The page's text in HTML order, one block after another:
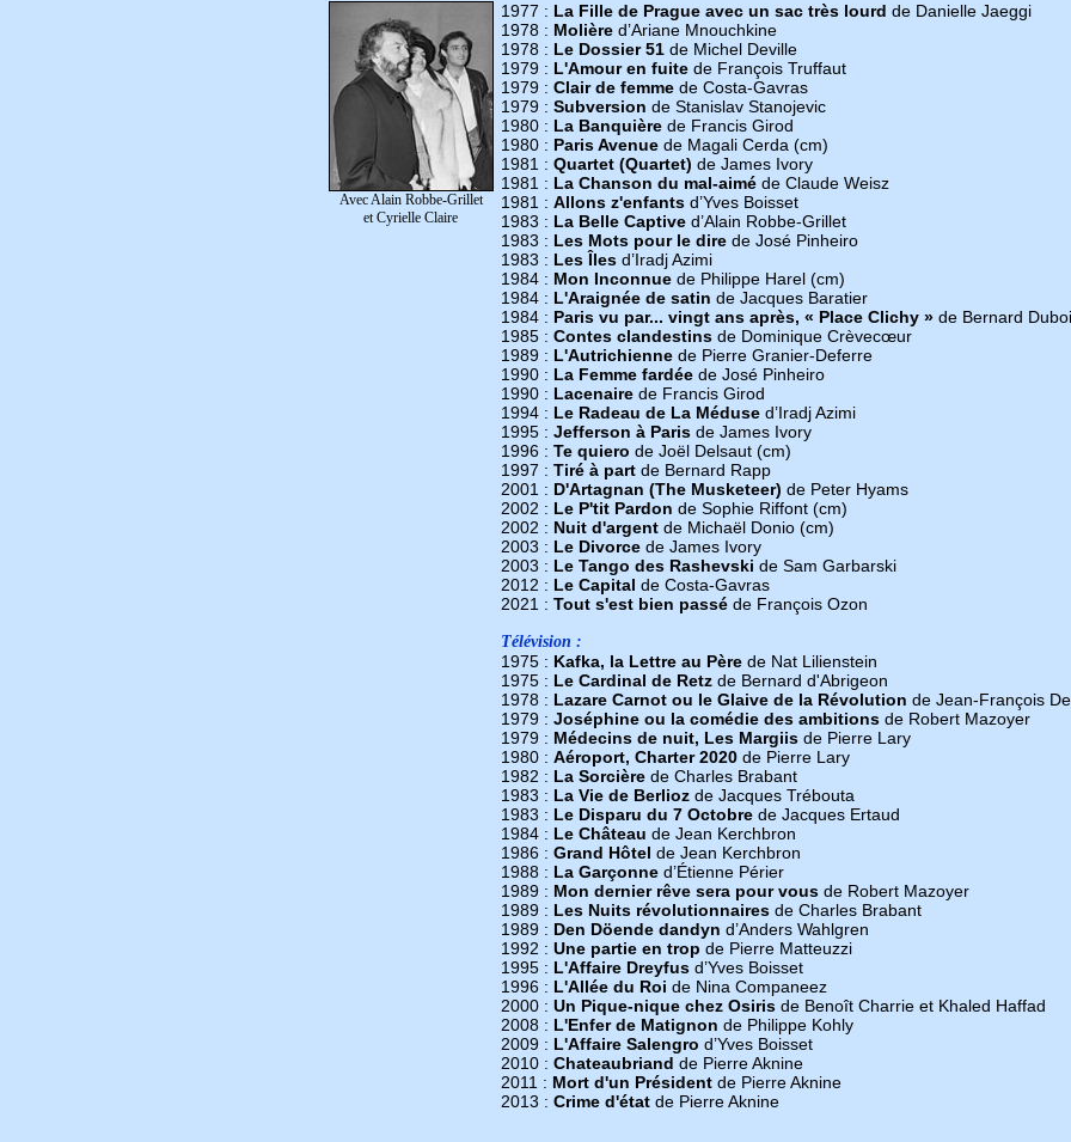
Avec Alain Robbe-Grillet
et Cyrielle Claire
1977 : La Fille de Prague avec un sac très lourd de Danielle Jaeggi
1978 : Molière d’Ariane Mnouchkine
1978 : Le Dossier 51 de Michel Deville
1979 : L'Amour en fuite de François Truffaut
1979 : Clair de femme de Costa-Gavras
1979 : Subversion de Stanislav Stanojevic
1980 : La Banquière de Francis Girod
1980 : Paris Avenue de Magali Cerda (cm)
1981 : Quartet (Quartet) de James Ivory
1981 : La Chanson du mal-aimé de Claude Weisz
1981 : Allons z'enfants d’Yves Boisset
1983 : La Belle Captive d’Alain Robbe-Grillet
1983 : Les Mots pour le dire de José Pinheiro
1983 : Les Îles d’Iradj Azimi
1984 : Mon Inconnue de Philippe Harel (cm)
1984 : L'Araignée de satin de Jacques Baratier
1984 : Paris vu par... vingt ans après, « Place Clichy » de Bernard
1985 : Contes clandestins de Dominique Crèvecœur
1989 : L'Autrichienne de Pierre Granier-Deferre
1990 : La Femme fardée de José Pinheiro
1990 : Lacenaire de Francis Girod
1994 : Le Radeau de La Méduse d’Iradj Azimi
1995 : Jefferson à Paris de James Ivory
1996 : Te quiero de Joël Delsaut (cm)
1997 : Tiré à part de Bernard Rapp
2001 : D'Artagnan (The Musketeer) de Peter Hyams
2002 : Le P'tit Pardon de Sophie Riffont (cm)
2002 : Nuit d'argent de Michaël Donio (cm)
2003 : Le Divorce de James Ivory
2003 : Le Tango des Rashevski de Sam Garbarski
2012 : Le Capital de Costa-Gavras
2021 : Tout s'est bien passé de François Ozon
Télévision :
1975 : Kafka, la Lettre au Père de Nat Lilienstein
1975 : Le Cardinal de Retz de Bernard d'Abrigeon
1978 : Lazare Carnot ou le Glaive de la Révolution de Jean-François
1979 : Joséphine ou la comédie des ambitions de Robert Mazoyer
1979 : Médecins de nuit, Les Margiis de Pierre Lary
1980 : Aéroport, Charter 2020 de Pierre Lary
1982 : La Sorcière de Charles Brabant
1983 : La Vie de Berlioz de Jacques Trébouta
1983 : Le Disparu du 7 Octobre de Jacques Ertaud
1984 : Le Château de Jean Kerchbron
1986 : Grand Hôtel de Jean Kerchbron
1988 : La Garçonne d’Étienne Périer
1989 : Mon dernier rêve sera pour vous de Robert Mazoyer
1989 : Les Nuits révolutionnaires de Charles Brabant
1989 : Den Döende dandyn d’Anders Wahlgren
1992 : Une partie en trop de Pierre Matteuzzi
1995 : L'Affaire Dreyfus d’Yves Boisset
1996 : L'Allée du Roi de Nina Companeez
2000 : Un Pique-nique chez Osiris de Benoît Charrie et Khaled Haffad
2008 : L'Enfer de Matignon de Philippe Kohly
2009 : L'Affaire Salengro d’Yves Boisset
2010 : Chateaubriand de Pierre Aknine
2011 : Mort d'un Président de Pierre Aknine
2013 : Crime d'état de Pierre Aknine